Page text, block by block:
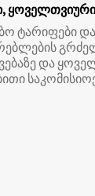
ტარიფები
და